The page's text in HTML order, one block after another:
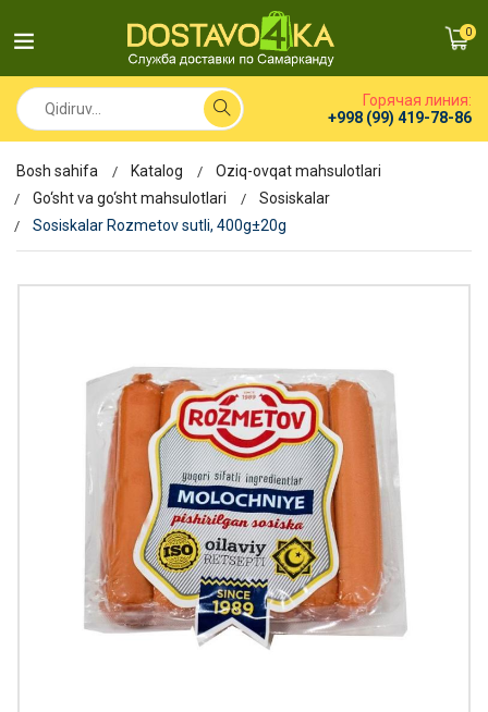
0
Горячая линия:
+998 (99) 419-78-86
Bosh sahifa Katalog
Oziq-ovqat mahsulotlari
Go‘sht va go‘sht mahsulotlari
Sosiskalar
Sosiskalar Rozmetov sutli, 400g±20g